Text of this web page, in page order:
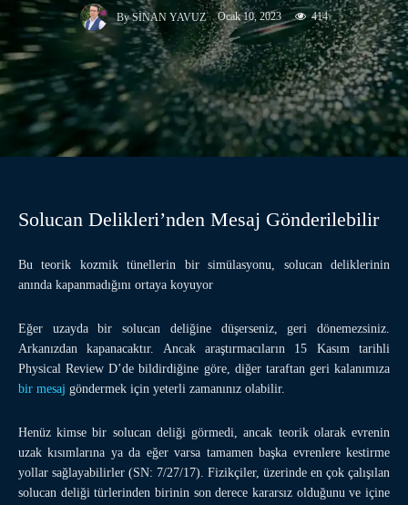
By SINAN YAVUZ Ocak 10, 2023 414
Solucan Delikleri’nden Mesaj Gönderilebilir
Bu teorik kozmik tünellerin bir simülasyonu, solucan deliklerinin
anında kapanmadığını ortaya koyuyor
Eğer uzayda bir solucan deliğine düşerseniz, geri dönemezsiniz.
Arkanızdan kapanacaktır. Ancak araştırmacıların 15 Kasım tarihli
Physical Review D’de bildirdiğine göre, diğer taraftan geri kalanımıza
bir mesaj göndermek için yeterli zamanınız olabilir.
Henüz kimse bir solucan deliği görmedi, ancak teorik olarak evrenin
uzak kısımlarına ya da eğer varsa tamamen başka evrenlere kestirme
yollar sağlayabilirler (SN: 7/27/17). Fizikçiler, üzerinde en çok çalışılan
solucan deliği türlerinden birinin son derece kararsız olduğunu ve içine